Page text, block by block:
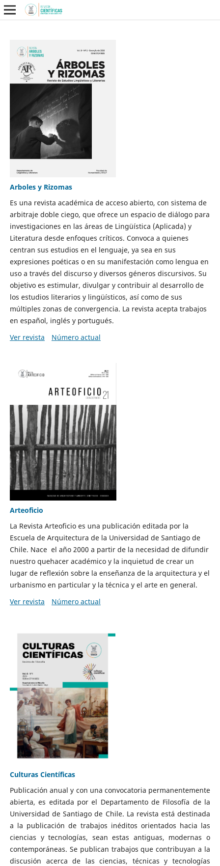
Arboles y Rizomas
Es una revista académica de acceso abierto, con sistema de
arbitraje doble ciego, que ofrece un espacio de diálogo para
investigaciones en las áreas de Lingüística (Aplicada) y
Literatura desde enfoques críticos. Convoca a quienes
centran sus estudios en el lenguaje, ya sea en sus
expresiones poéticas o en su manifestación como lengua en
uso a través del discurso y diversos géneros discursivos. Su
objetivo es estimular, divulgar y contribuir al desarrollo de
los estudios literarios y lingüísticos, así como de sus
múltiples zonas de convergencia. La revista acepta trabajos
en español, inglés y portugués.
Ver revista
Número actual
Arteoficio
La Revista Arteoficio es una publicación editada por la
Escuela de Arquitectura de la Universidad de Santiago de
Chile. Nace el año 2000 a partir de la necesidad de difundir
nuestro quehacer académico y la inquietud de crear un
lugar de reflexión sobre la enseñanza de la arquitectura y el
urbanismo en particular y la técnica y el arte en general.
Ver revista
Número actual
Culturas Científicas
Publicación anual y con una convocatoria permanentemente
abierta, es editada por el Departamento de Filosofía de la
Universidad de Santiago de Chile. La revista está destinada
a la publicación de trabajos inéditos orientados hacia las
ciencias y tecnologías, sean estas antiguas, modernas o
contemporáneas. Se publican trabajos que contribuyan a la
discusión acerca de las ciencias, técnicas y tecnologías